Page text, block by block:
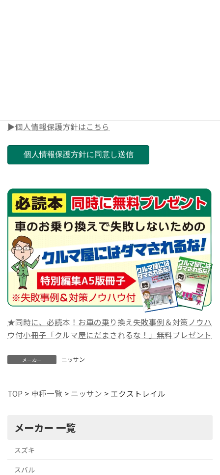
▶個人情報保護方針はこちら
★同時に、必読本！お車の乗り換え失敗事例＆対策ノウハ
ウ付小冊子「クルマ屋にだまされるな！」無料プレゼント
メーカー ニッサン
TOP > 車種一覧 > ニッサン > エクストレイル
メーカー 一覧
スズキ
スバル